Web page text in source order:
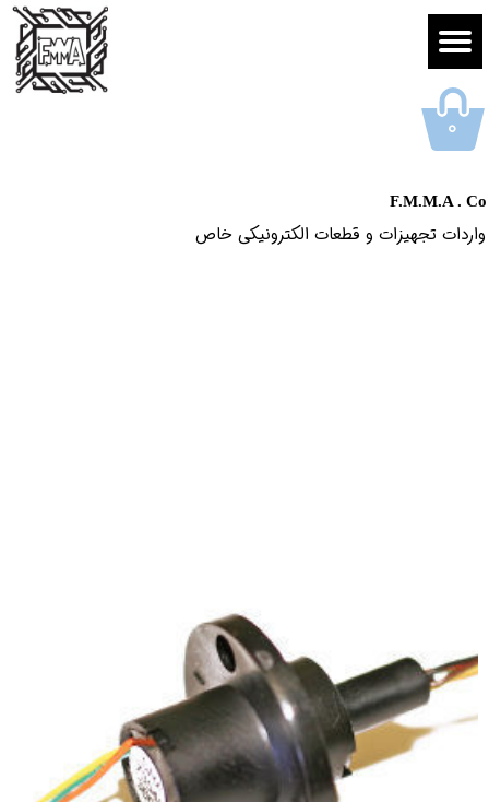
F.M.M.A . Co
واردات تجهیزات و قطعات الکترونیکى خاص​​​​​​​
۰